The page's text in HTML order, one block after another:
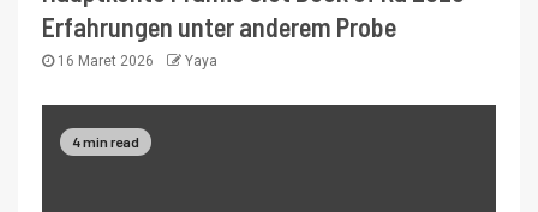
Erfahrungen unter anderem Probe
16 Maret 2026 Yaya
4 min read